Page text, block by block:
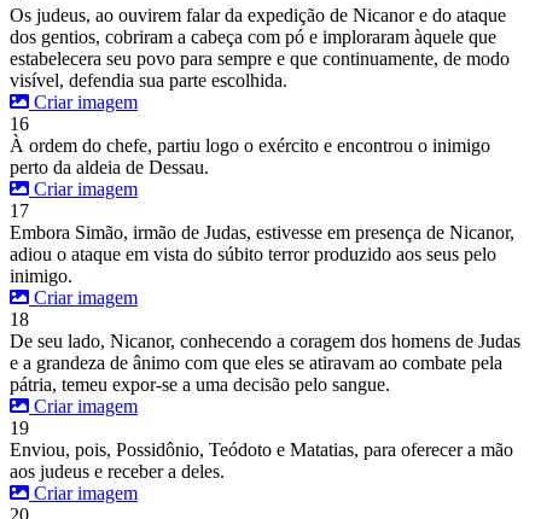
Os judeus, ao ouvirem falar da expedição de Nicanor e do ataque
dos gentios, cobriram a cabeça com pó e imploraram àquele que
estabelecera seu povo para sempre e que continuamente, de modo
visível, defendia sua parte escolhida.
Criar imagem
16
À ordem do chefe, partiu logo o exército e encontrou o inimigo
perto da aldeia de Dessau.
Criar imagem
17
Embora Simão, irmão de Judas, estivesse em presença de Nicanor,
adiou o ataque em vista do súbito terror produzido aos seus pelo
inimigo.
Criar imagem
18
De seu lado, Nicanor, conhecendo a coragem dos homens de Judas
e a grandeza de ânimo com que eles se atiravam ao combate pela
pátria, temeu expor-se a uma decisão pelo sangue.
Criar imagem
19
Enviou, pois, Possidônio, Teódoto e Matatias, para oferecer a mão
aos judeus e receber a deles.
Criar imagem
20